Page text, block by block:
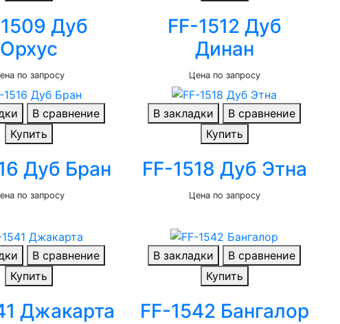
Дуб
Орхус
по запросу
FF-1512 Дуб
Динан
Цена по запросу
В сравнение
Купить
Дуб Бран
по запросу
В закладки
В сравнение
Купить
FF-1518 Дуб Этна
Цена по запросу
В сравнение
Купить
Джакарта
В закладки
В сравнение
Купить
FF-1542 Бангалор